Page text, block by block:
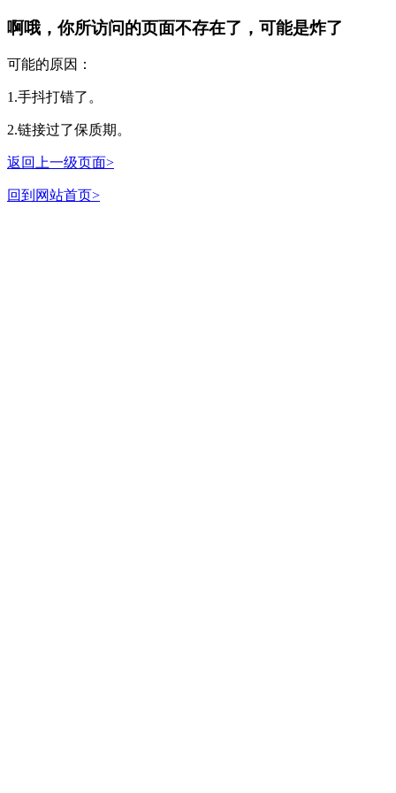
啊哦，你所访问的页面不存在了，可能是炸了
可能的原因：
1.手抖打错了。
2.链接过了保质期。
返回上一级页面>
回到网站首页>